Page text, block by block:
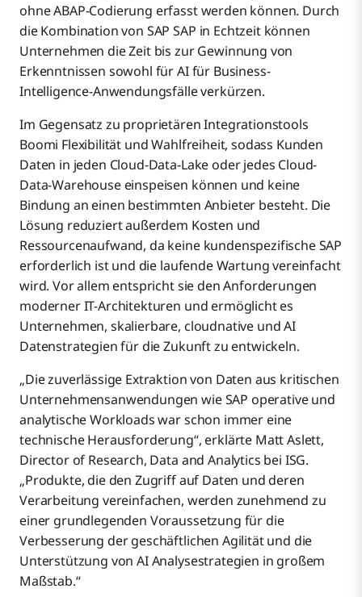
ohne ABAP-Codierung erfasst werden können. Durch
die Kombination von SAP SAP in Echtzeit können
Unternehmen die Zeit bis zur Gewinnung von
Erkenntnissen sowohl für AI für Business-
Intelligence-Anwendungsfälle verkürzen.
Im Gegensatz zu proprietären Integrationstools
Boomi Flexibilität und Wahlfreiheit, sodass Kunden
Daten in jeden Cloud-Data-Lake oder jedes Cloud-
Data-Warehouse einspeisen können und keine
Bindung an einen bestimmten Anbieter besteht. Die
Lösung reduziert außerdem Kosten und
Ressourcenaufwand, da keine kundenspezifische SAP
erforderlich ist und die laufende Wartung vereinfacht
wird. Vor allem entspricht sie den Anforderungen
moderner IT-Architekturen und ermöglicht es
Unternehmen, skalierbare, cloudnative und AI
Datenstrategien für die Zukunft zu entwickeln.
„Die zuverlässige Extraktion von Daten aus kritischen
Unternehmensanwendungen wie SAP operative und
analytische Workloads war schon immer eine
technische Herausforderung“, erklärte Matt Aslett,
Director of Research, Data and Analytics bei ISG.
„Produkte, die den Zugriff auf Daten und deren
Verarbeitung vereinfachen, werden zunehmend zu
einer grundlegenden Voraussetzung für die
Verbesserung der geschäftlichen Agilität und die
Unterstützung von AI Analysestrategien in großem
Maßstab.“